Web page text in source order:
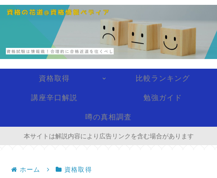
資格取得 比較ランキング
講座辛口解説 勉強ガイド
噂の真相調査
本サイトは解説内容により広告リンクを含む場合があります
ホーム 資格取得